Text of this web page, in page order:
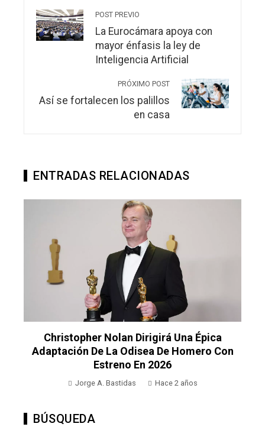
POST PREVIO
La Eurocámara apoya con
mayor énfasis la ley de
Inteligencia Artificial
PRÓXIMO POST
Así se fortalecen los palillos
en casa
ENTRADAS RELACIONADAS
Christopher Nolan Dirigirá Una Épica
Adaptación De La Odisea De Homero Con
Estreno En 2026
Jorge A. Bastidas Hace 2 años
BÚSQUEDA